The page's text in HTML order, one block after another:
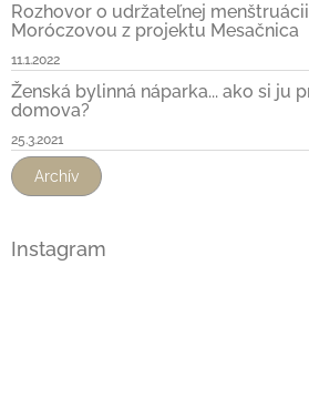
Rozhovor o udržateľnej
Moróczovou z projektu Mesačnica
11.1.2022
Ženská bylinná náparka... ako si ju
domova?
25.3.2021
Archív
Instagram